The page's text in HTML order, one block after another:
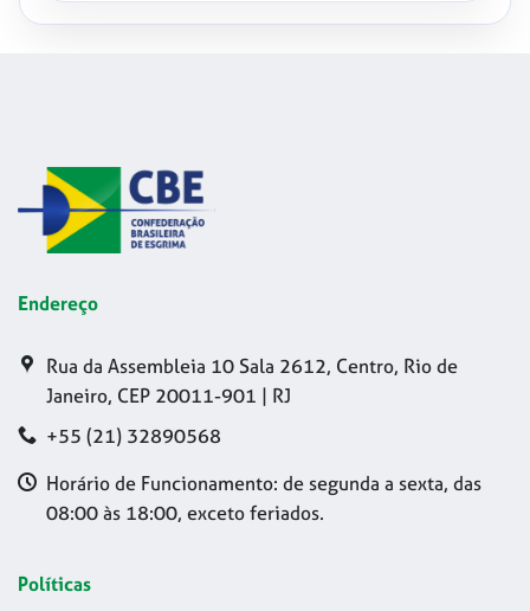
Endereço
Rua da Assembleia 10 Sala 2612, Centro, Rio de
Janeiro, CEP 20011-901 | RJ
+55 (21) 32890568
Horário de Funcionamento: de segunda a sexta, das
08:00 às 18:00, exceto feriados.
Políticas